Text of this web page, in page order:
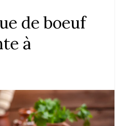
de boeuf
à